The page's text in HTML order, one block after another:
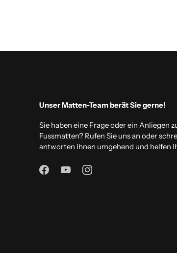
Unser Matten-Team berät Sie gerne!
Sie haben eine Frage oder ein Anliegen
Fussmatten? Rufen Sie uns an oder
antworten Ihnen umgehend und helfen